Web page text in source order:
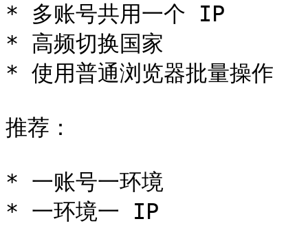
* 多账号共用一个 IP
* 高频切换国家
* 使用普通浏览器批量操作
推荐：
* 一账号一环境
* 一环境一 IP